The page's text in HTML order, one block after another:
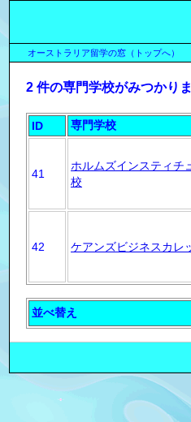
オーストラリア留学の窓（トップへ）
2 件の専門学校がみつかり
ID 専門学校
41
ホルムズインスティチ
校
42 ケアンズビジネスカレ
並べ替え